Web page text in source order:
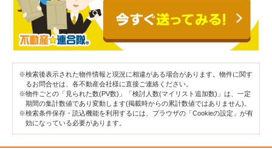
※検索後表示された物件情報と現況に相違がある場合があります。物件に関す
るお問合せは、各不動産会社様に直接ご連絡ください。
※物件ごとの「見られた数(PV数)」「検討人数(マイリスト追加数)」は、一定
期間の集計数値であり変動します(掲載時からの累計数値ではありません)。
※検索条件保存・読込機能を利用するには、ブラウザの「Cookieの設定」が有
効になっている必要があります。